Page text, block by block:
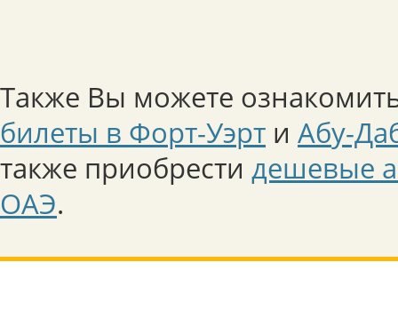
Также Вы можете
билеты в Форт-Уэрт и Абу-
также приобрести дешевые
ОАЭ.